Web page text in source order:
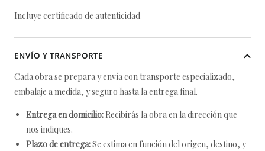
Incluye certificado de autenticidad
ENVÍO Y TRANSPORTE
Cada obra se prepara y envía con transporte especializado,
embalaje a medida, y seguro hasta la entrega final.
Entrega en domicilio: Recibirás la obra en la dirección que
nos indiques.
Plazo de entrega:Se estima en función del origen, destino, y